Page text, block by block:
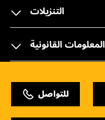
التنزيلات
المعلومات القانونية
للتواصل